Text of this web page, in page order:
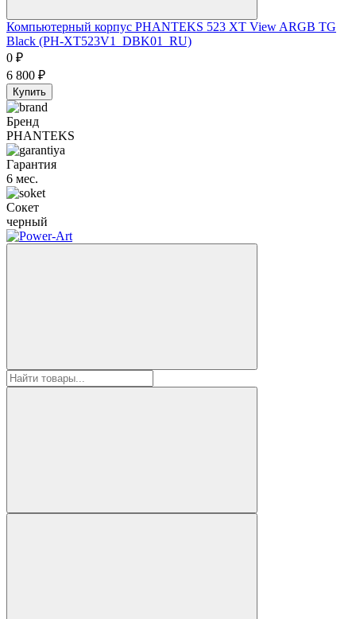
Компьютерный корпус PHANTEKS 523 XT View ARGB TG
Black (PH-XT523V1_DBK01_RU)
0 ₽
6 800 ₽
Купить
Бренд
PHANTEKS
Гарантия
6 мес.
Сокет
черный